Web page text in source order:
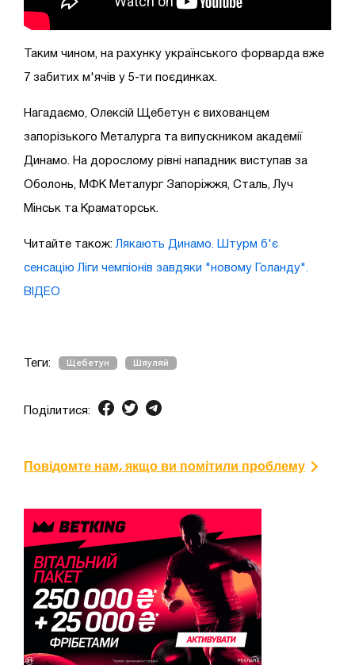
Таким чином, на рахунку українського форварда вже
7 забитих м'ячів у 5-ти поєдинках.
Нагадаємо, Олексій Щебетун є вихованцем
запорізького Металурга та випускником академії
Динамо. На дорослому рівні нападник виступав за
Оболонь, МФК Металург Запоріжжя, Сталь, Луч
Мінськ та Краматорськ.
Читайте також: Лякають Динамо. Штурм б'є
сенсацію Ліги чемпіонів завдяки "новому Голанду".
ВІДЕО
Теги: Щебетун Шяуляй
Поділитися:
Повідомте нам, якщо ви помітили проблему